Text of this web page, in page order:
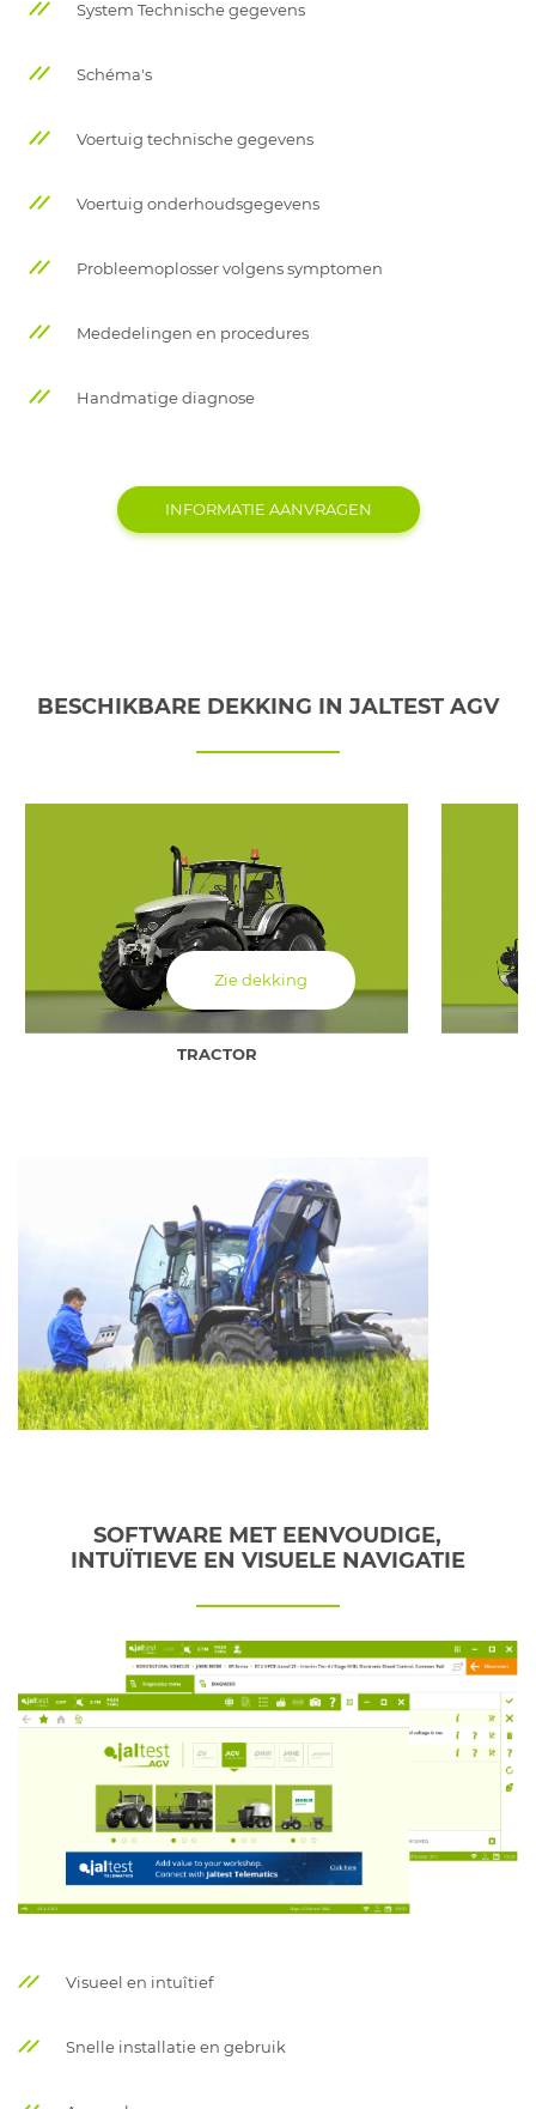
System Technische gegevens
Schéma's
Voertuig technische gegevens
Voertuig onderhoudsgegevens
Probleemoplosser volgens symptomen
Mededelingen en procedures
Handmatige diagnose
INFORMATIE AANVRAGEN
BESCHIKBARE DEKKING IN JALTEST AGV
Zie dekking
TRACTOR
SOFTWARE MET EENVOUDIGE,
INTUÏTIEVE EN VISUELE NAVIGATIE
Visueel en intuîtief
Snelle installatie en gebruik